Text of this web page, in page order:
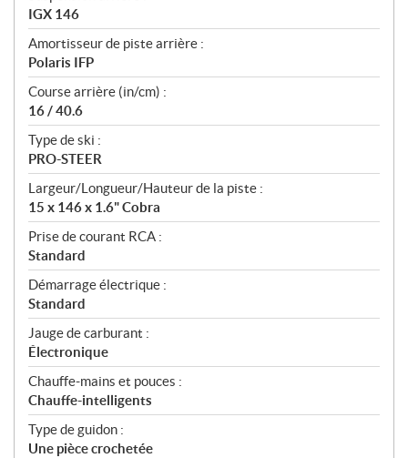
IGX 146
Amortisseur de piste arrière :
Polaris IFP
Course arrière (in/cm) :
16 / 40.6
Type de ski :
PRO-STEER
Largeur/Longueur/Hauteur de la piste :
15 x 146 x 1.6" Cobra
Prise de courant RCA :
Standard
Démarrage électrique :
Standard
Jauge de carburant :
Électronique
Chauffe-mains et pouces :
Chauffe-intelligents
Type de guidon :
Une pièce crochetée